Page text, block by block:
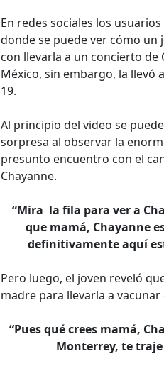
En redes sociales los
donde se puede ver cómo un
con llevarla a un concierto de
México, sin embargo, la llevó
19.
Al principio del video se
sorpresa al observar la
presunto encuentro con el
Chayanne.
“Mira la fila para ver a
que mamá, Chayanne
definitivamente aquí
Pero luego, el joven reveló
madre para llevarla a
“Pues qué crees mamá,
Monterrey, te